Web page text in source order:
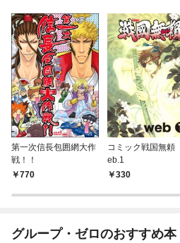
第一次信長包囲網大作
戦！！
770
コミック戦国無
eb.1
330
グループ・ゼロのおすすめ本